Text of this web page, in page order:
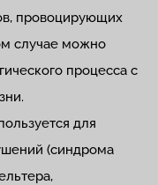
провоцирующих
случае можно
процесса с
для
(синдрома